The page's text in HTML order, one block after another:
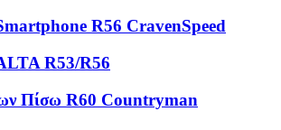
R56 CravenSpeed
R53/R56
Πίσω R60 Countryman